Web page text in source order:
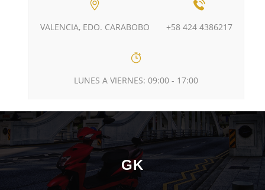
VALENCIA, EDO. CARABOBO +58 424 4386217
LUNES A VIERNES: 09:00 - 17:00
GK